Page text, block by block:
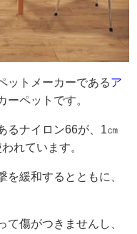
ットメーカーであるア
ーペットです。
るナイロン66が、1㎝
れています。
緩和するとともに、
傷がつきませんし、